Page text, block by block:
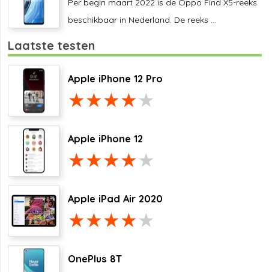
beschikbaar in Nederland. De reeks ...
Laatste testen
Apple iPhone 12 Pro
Apple iPhone 12
Apple iPad Air 2020
OnePlus 8T